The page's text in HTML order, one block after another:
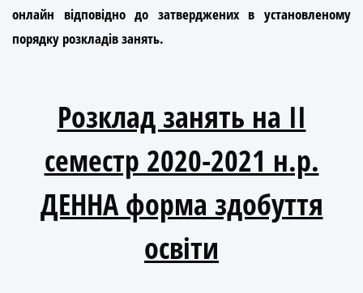
онлайн відповідно до затверджених в установленому
порядку розкладів занять.
Розклад занять на ІІ
семестр 2020-2021 н.р.
ДЕННА форма здобуття
освіти